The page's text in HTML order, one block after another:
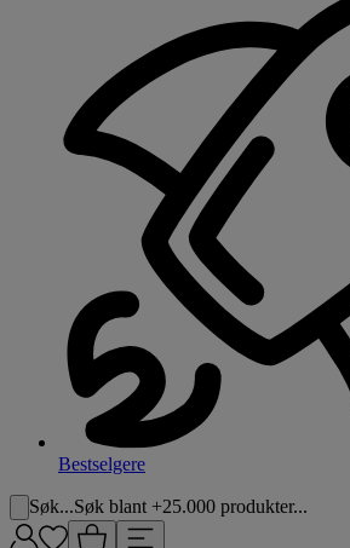
Bestselgere
Søk...Søk blant +25.000 produkter...